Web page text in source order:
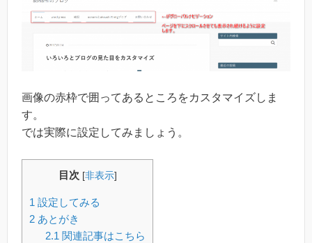
画像の赤枠で囲ってあるところをカスタマイズしま
す。
では実際に設定してみましょう。
目次 [非表示]
1 設定してみる
2 あとがき
2.1 関連記事はこちら